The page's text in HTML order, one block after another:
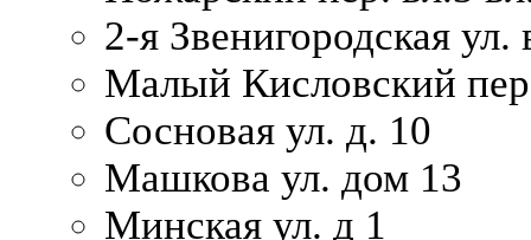
2-я Звенигородская ул.
Малый Кисловский
Сосновая ул. д. 10
Машкова ул. дом 13
Минская ул. д 1